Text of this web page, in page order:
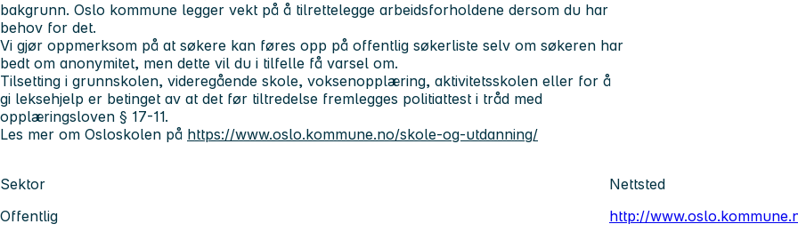
bakgrunn. Oslo kommune legger vekt på å tilrettelegge arbeidsforholdene dersom du har
behov for det.
Vi gjør oppmerksom på at søkere kan føres opp på offentlig søkerliste selv om søkeren har
bedt om anonymitet, men dette vil du i tilfelle få varsel om.
Tilsetting i grunnskolen, videregående skole, voksenopplæring, aktivitetsskolen eller for å
gi leksehjelp er betinget av at det før tiltredelse fremlegges politiattest i tråd med
opplæringsloven § 17-11.
Les mer om Osloskolen på https://www.oslo.kommune.no/skole-og-utdanning/
Sektor
Offentlig
Nettsted
http://